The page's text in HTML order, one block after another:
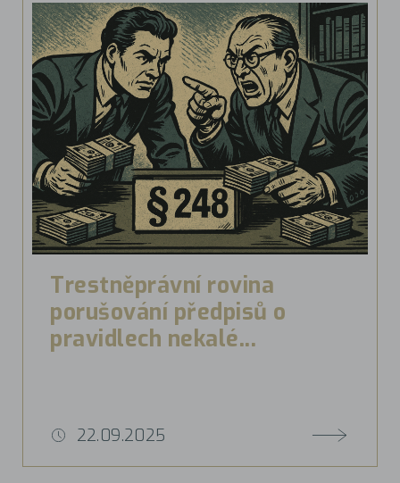
Trestněprávní rovina
porušování předpisů o
pravidlech nekalé...
22.09.2025